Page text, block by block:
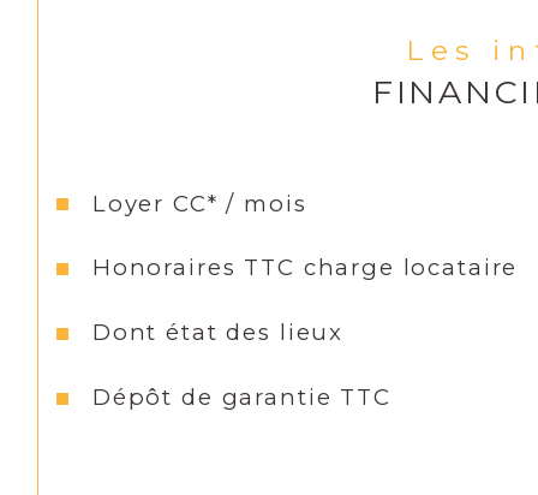
Les
Loyer CC* / mois
Honoraires TTC charge locataire
Dont état des lieux
Dépôt de garantie TTC